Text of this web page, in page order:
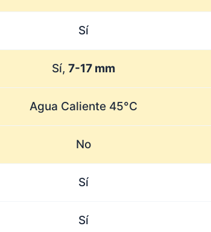
Sí
Sí, 7-17 mm
Agua Caliente 45°C
No
Sí
Sí